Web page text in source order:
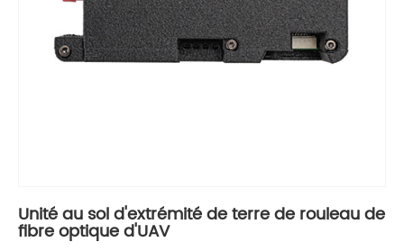
Unité au sol d'extrémité de terre de rouleau de
fibre optique d'UAV